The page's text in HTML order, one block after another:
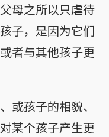
母之所以只虐待
子，是因为它们
者与其他孩子更
或孩子的相貌、
某个孩子产生更